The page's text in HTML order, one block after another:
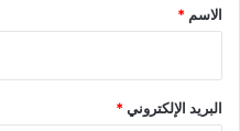
*
الاسم *
البريد الإلكتروني*